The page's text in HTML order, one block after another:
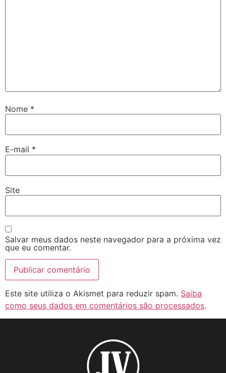
Nome *
E-mail *
Site
Salvar meus dados neste navegador para a próxima vez
que eu comentar.
Este site utiliza o Akismet para reduzir spam. Saiba
como seus dados em comentários são processados.